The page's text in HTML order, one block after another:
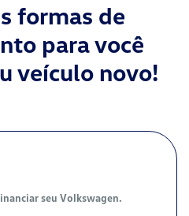
formas de
para você
veículo novo!
seu Volkswagen.